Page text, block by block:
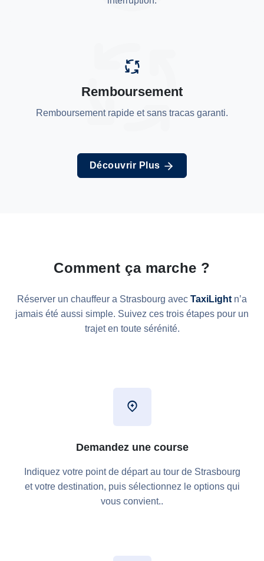
Remboursement
Remboursement rapide et sans tracas garanti.
Découvrir Plus
Comment ça marche ?
Réserver un chauffeur a Strasbourg avec TaxiLight n’a
jamais été aussi simple. Suivez ces trois étapes pour un
trajet en toute sérénité.
Demandez une course
Indiquez votre point de départ au tour de Strasbourg
et votre destination, puis sélectionnez le options qui
vous convient..